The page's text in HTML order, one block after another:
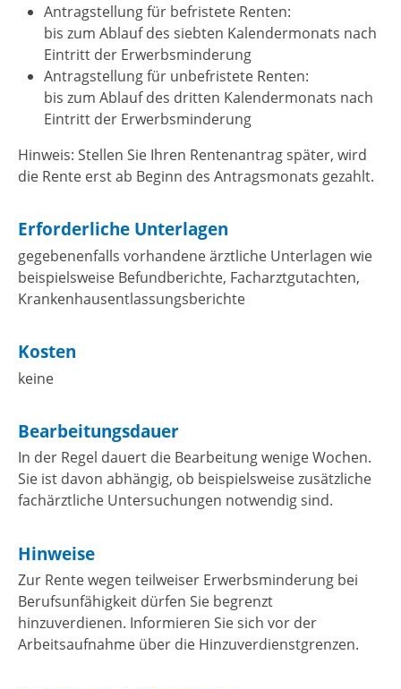
Antragstellung für befristete Renten:
bis zum Ablauf des siebten Kalendermonats nach
Eintritt der Erwerbsminderung
Antragstellung für unbefristete Renten:
bis zum Ablauf des dritten Kalendermonats nach
Eintritt der Erwerbsminderung
Hinweis: Stellen Sie Ihren Rentenantrag später, wird
die Rente erst ab Beginn des Antragsmonats gezahlt.
Erforderliche Unterlagen
gegebenenfalls vorhandene ärztliche Unterlagen wie
beispielsweise Befundberichte, Facharztgutachten,
Krankenhausentlassungsberichte
Kosten
keine
Bearbeitungsdauer
In der Regel dauert die Bearbeitung wenige Wochen.
Sie ist davon abhängig, ob beispielsweise zusätzliche
fachärztliche Untersuchungen notwendig sind.
Hinweise
Zur Rente wegen teilweiser Erwerbsminderung bei
Berufsunfähigkeit dürfen Sie begrenzt
hinzuverdienen. Informieren Sie sich vor der
Arbeitsaufnahme über die Hinzuverdienstgrenzen.